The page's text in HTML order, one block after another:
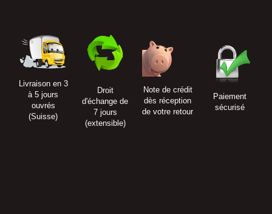
Livraison en 3
à 5 jours
ouvrés
(Suisse)
Droit
d'échange de
7 jours
(extensible)
Note de crédit
dès réception
de votre retour
Paiement
sécurisé